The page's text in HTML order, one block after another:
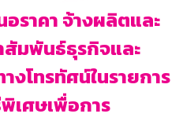
อราคา จ้างผลิตและ
มพันธ์ธุรกิจและ
โทรทัศน์ในรายการ
เศษเพื่อการ